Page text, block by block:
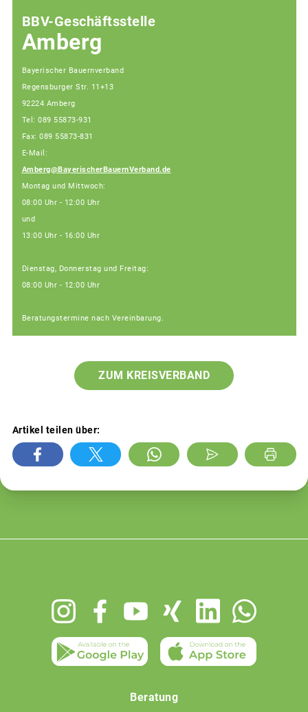
BBV-Geschäftsstelle
Amberg
Bayerischer Bauernverband
Regensburger Str. 11+13
92224 Amberg
Tel: 089 55873-931
Fax: 089 55873-831
E-Mail:
Amberg@BayerischerBauernVerband.de
Montag und Mittwoch:
08:00 Uhr - 12:00 Uhr
und
13:00 Uhr - 16:00 Uhr
Dienstag, Donnerstag und Freitag:
08:00 Uhr - 12:00 Uhr
Beratungstermine nach Vereinbarung.
ZUM KREISVERBAND
Artikel teilen über:
Beratung